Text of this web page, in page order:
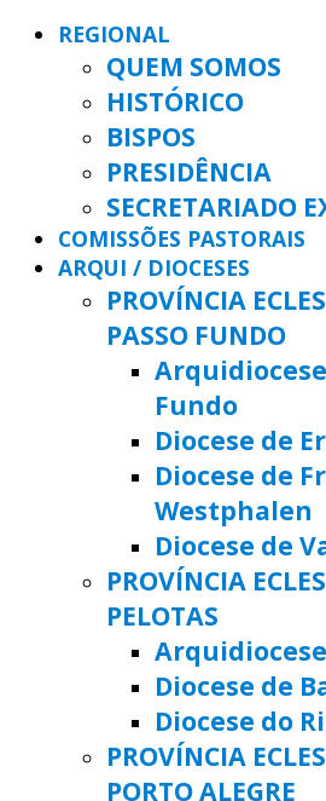
REGIONAL
QUEM SOMOS
HISTÓRICO
BISPOS
PRESIDÊNCIA
SECRETARIADO
COMISSÕES PASTORAIS
ARQUI / DIOCESES
PROVÍNCIA
PASSO FUNDO
Fundo
Diocese de
Diocese de
Westphalen
Diocese de
PROVÍNCIA
PELOTAS
Diocese de
Diocese do
PROVÍNCIA
PORTO ALEGRE